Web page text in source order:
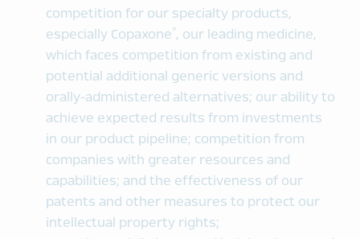
competition for our specialty products,
especially Copaxone®, our leading medicine,
which faces competition from existing and
potential additional generic versions and
orally-administered alternatives; our ability to
achieve expected results from investments
in our product pipeline; competition from
companies with greater resources and
capabilities; and the effectiveness of our
patents and other measures to protect our
intellectual property rights;